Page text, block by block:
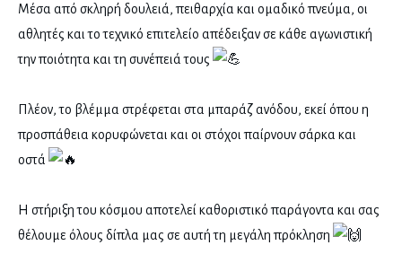
Μέσα από σκληρή δουλειά, πειθαρχία και ομαδικό πνεύμα, οι
αθλητές και το τεχνικό επιτελείο απέδειξαν σε κάθε αγωνιστική
την ποιότητα και τη συνέπειά τους
Πλέον, το βλέμμα στρέφεται στα μπαράζ ανόδου, εκεί όπου η
προσπάθεια κορυφώνεται και οι στόχοι παίρνουν σάρκα και
οστά
Η στήριξη του κόσμου αποτελεί καθοριστικό παράγοντα και σας
θέλουμε όλους δίπλα μας σε αυτή τη μεγάλη πρόκληση